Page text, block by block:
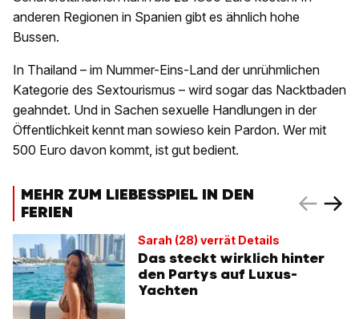
anderen Regionen in Spanien gibt es ähnlich hohe
Bussen.
In Thailand – im Nummer-Eins-Land der unrühmlichen
Kategorie des Sextourismus – wird sogar das Nacktbaden
geahndet. Und in Sachen sexuelle Handlungen in der
Öffentlichkeit kennt man sowieso kein Pardon. Wer mit
500 Euro davon kommt, ist gut bedient.
MEHR ZUM LIEBESSPIEL IN DEN
FERIEN
Sarah (28) verrät Details
Das steckt wirklich hinter
den Partys auf Luxus-
Yachten